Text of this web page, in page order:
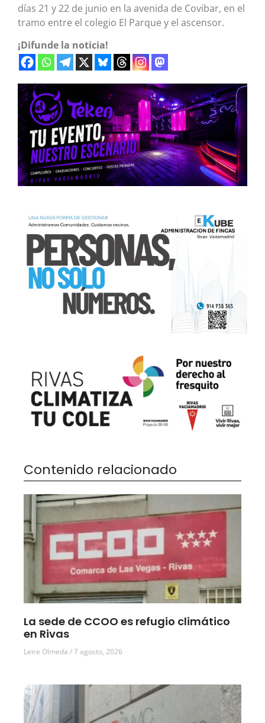
días 21 y 22 de junio en la avenida de Covibar, en el
tramo entre el colegio El Parque y el ascensor.
¡Difunde la noticia!
Contenido relacionado
La sede de CCOO es refugio climático
en Rivas
Leire Olmeda 7 agosto, 2026